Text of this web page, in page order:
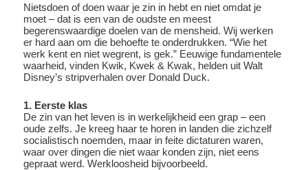
Nietsdoen of doen waar je zin in hebt en niet omdat je
moet – dat is een van de oudste en meest
begerenswaardige doelen van de mensheid. Wij werken
er hard aan om die behoefte te onderdrukken. “Wie het
werk kent en niet wegrent, is gek.” Eeuwige fundamentele
waarheid, vinden Kwik, Kwek & Kwak, helden uit Walt
Disney’s stripverhalen over Donald Duck.
1. Eerste klas
De zin van het leven is in werkelijkheid een grap – een
oude zelfs. Je kreeg haar te horen in landen die zichzelf
socialistisch noemden, maar in feite dictaturen waren,
waar over dingen die niet waar konden zijn, niet eens
gepraat werd. Werkloosheid bijvoorbeeld.